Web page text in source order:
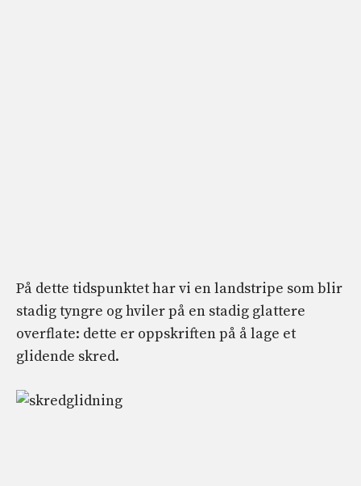
På dette tidspunktet har vi en landstripe som blir
stadig tyngre og hviler på en stadig glattere
overflate: dette er oppskriften på å lage et
glidende skred.